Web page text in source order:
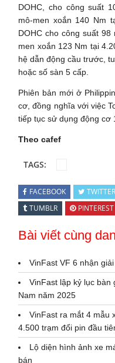
DOHC, cho công suất
mô-men xoắn 140 Nm
DOHC cho công suất
men xoắn 123 Nm tại
hệ dẫn động cầu trước,
hoặc số sàn 5 cấp.
Phiên bản mới ở
cơ, đồng nghĩa với việc
tiếp tục sử dụng động cơ
Theo cafef
TAGS:
FACEBOOK TWITTER
TUMBLR
PINTEREST
Bài viết cùng
VinFast VF 6 nhận
VinFast lập kỷ lục bàn
Nam năm 2025
VinFast ra mắt 4 mẫu
4.500 trạm đổi pin đầu
Lộ diện hình ảnh xe
bán